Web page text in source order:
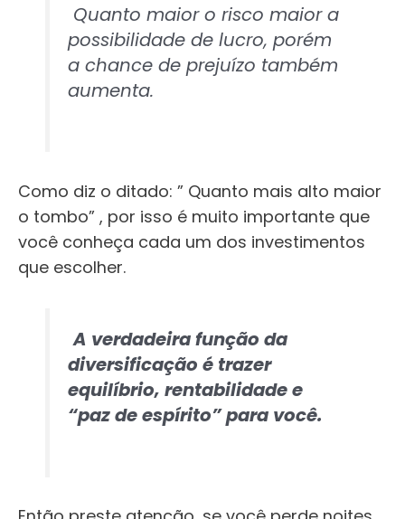
Quanto maior o risco maior a
possibilidade de lucro, porém
a chance de prejuízo também
aumenta.
Como diz o ditado: ” Quanto mais alto maior
o tombo” , por isso é muito importante que
você conheça cada um dos investimentos
que escolher.
A verdadeira função da
diversificação é trazer
equilíbrio, rentabilidade e
“paz de espírito” para você.